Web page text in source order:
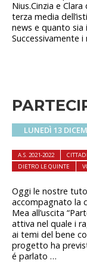
Nius.Cinzia e
terza media
news e quanto
Successivamente
LUNEDÌ 13
A.S. 2021-2022
DIETRO LE QUINTE
Oggi le nostre
accompagnato la
Mea all’uscita
attiva nel quale i
ai temi del bene
progetto ha
é parlato …